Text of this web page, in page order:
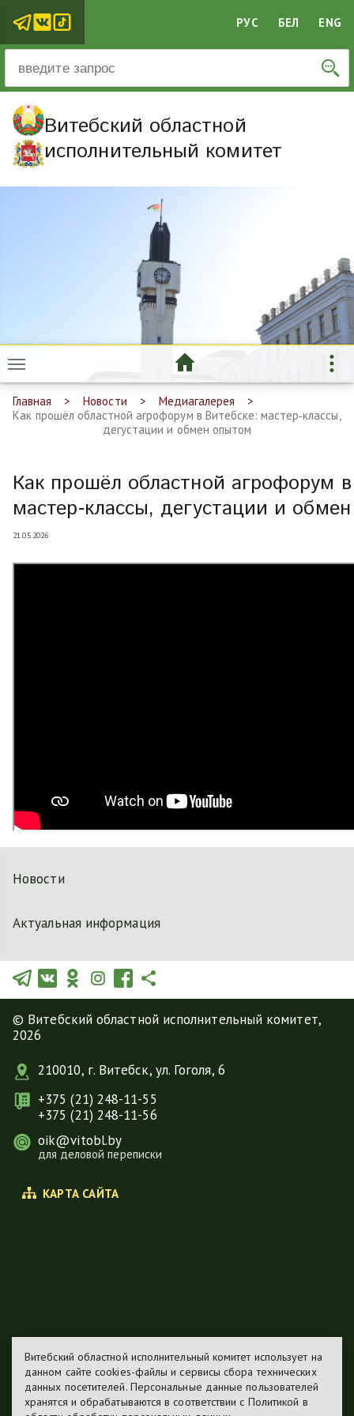
РУС БЕЛ ENG
Витебский областной
исполнительный комитет
Главная Новости
Медиагалерея
Как прошёл областной агрофорум в Витебске: мастер‑классы,
дегустации и обмен опытом
Как прошёл областной агрофорум
мастер‑классы, дегустации и
21.05.2026
Новости
Актуальная информация
© Витебский областной исполнительный комитет,
2026
210010, г. Витебск, ул. Гоголя, 6
+375 (21) 248-11-55
+375 (21) 248-11-56
oik@vitobl.by
для деловой переписки
КАРТА САЙТА
Витебский областной исполнительный комитет использует на
данном сайте cookies-файлы и сервисы сбора технических
данных посетителей. Персональные данные пользователей
хранятся и обрабатываются в соответствии с Политикой в